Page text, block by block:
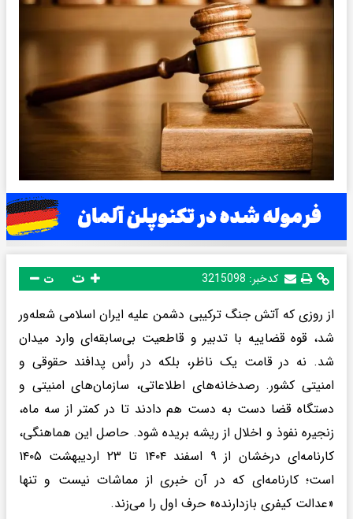
کدخبر: 3215098 ت
از روزی که آتش جنگ ترکیبی دشمن علیه ایران اسلامی شعله‌ور
شد، قوه قضاییه با تدبیر و قاطعیت بی‌سابقه‌ای وارد میدان
شد. نه در قامت یک ناظر، بلکه در رأس پدافند حقوقی و
امنیتی کشور. رصدخانه‌های اطلاعاتی، سازمان‌های امنیتی و
دستگاه قضا دست به دست هم دادند تا در کمتر از سه ماه،
زنجیره نفوذ و اخلال از ریشه بریده شود. حاصل این هماهنگی،
کارنامه‌ای درخشان از ۹ اسفند ۱۴۰۴ تا ۲۳ اردیبهشت ۱۴۰۵
است؛ کارنامه‌ای که در آن خبری از مماشات نیست و تنها
«عدالت کیفری بازدارنده» حرف اول را می‌زند.